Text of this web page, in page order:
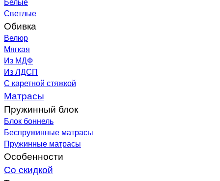
Светлые
Обивка
Велюр
Мягкая
Из МДФ
Из ЛДСП
С каретной стяжкой
Матрасы
Пружинный блок
Блок боннель
Беспружинные матрасы
Пружинные матрасы
Особенности
Со скидкой